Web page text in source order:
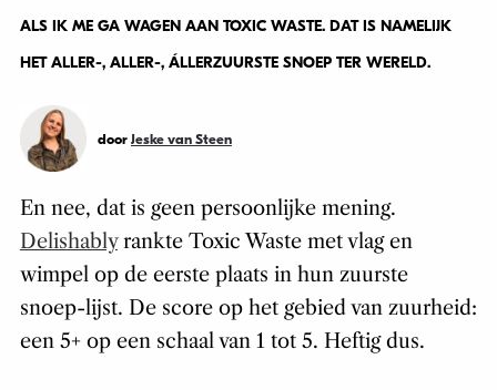
ALS IK ME GA WAGEN AAN TOXIC WASTE. DAT IS NAMELIJK
HET ALLER-, ALLER-, ÁLLERZUURSTE SNOEP TER WERELD.
door Jeske van Steen
En nee, dat is geen persoonlijke mening.
Delishablyrankte Toxic Waste met vlag en
wimpel op de eerste plaats in hun zuurste
snoep-lijst. De score op het gebied van zuurheid:
een 5+ op een schaal van 1 tot 5. Heftig dus.